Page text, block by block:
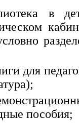
в
для
пособия;